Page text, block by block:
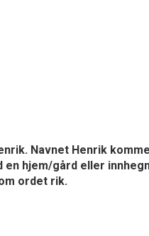
Navnet Henrik
hjem/gård eller
ordet rik.